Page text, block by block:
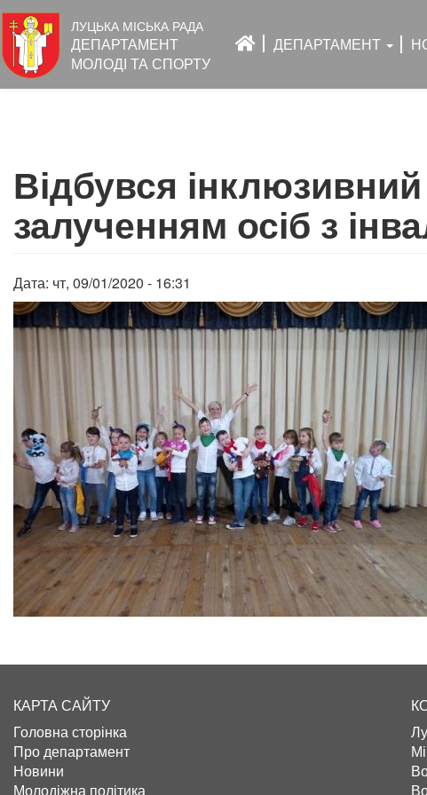
основного
вмісту
ЛУЦЬКА МІСЬКА РАДА
ДЕПАРТАМЕНТ
МОЛОДІ ТА СПОРТУ
навіґація
ДЕПАРТАМЕНТ
Відбувся
залученням осіб з
Дата: чт, 09/01/2020 - 16:31
КАРТА САЙТУ
Головна сторінка
Про департамент
Новини
Молодіжна політика